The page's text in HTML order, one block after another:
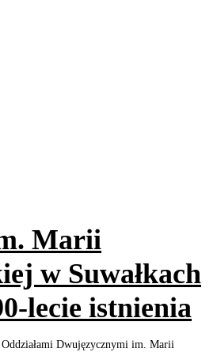
Marii
w Suwałkach
lecie istnienia
Dwujęzycznymi im. Marii